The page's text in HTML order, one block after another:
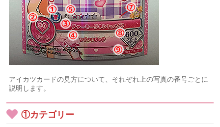
アイカツカードの見方について、それぞれ上の写真の番号ごとに
説明します。
①カテゴリー